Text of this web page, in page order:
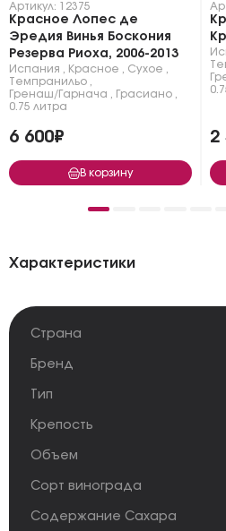
Артикул: 12375
Красное Лопес де
Эредия Винья Боскония
Резерва Риоха, 2006-2013
Испания Красное Сухое
Темпранильо
Гренаш/Гарнача
Грасиано
0.75 литра
6 600₽
В корзину
2
Характеристики
Страна
Бренд
Тип
Крепость
Объем
Сорт винограда
Содержание Сахара